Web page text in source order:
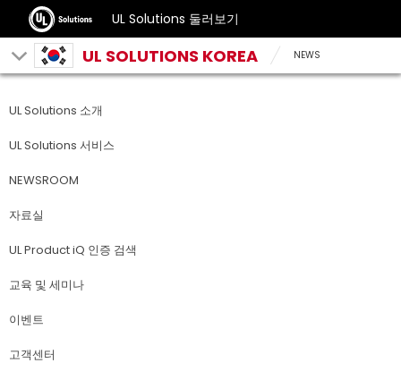
UL Solutions 둘러보기
UL SOLUTIONS KOREA NEWS
UL Solutions 소개
UL Solutions 서비스
NEWSROOM
자료실
UL Product iQ 인증 검색
교육 및 세미나
이벤트
고객센터